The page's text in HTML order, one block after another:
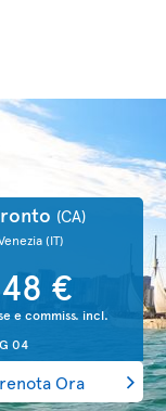
(CA)
(IT)
€
e commiss. incl.
04
Ora